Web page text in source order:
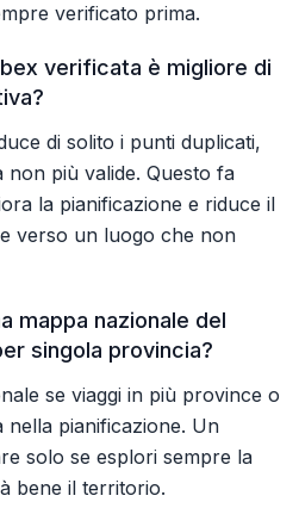
verificato prima.
verificata è migliore di
di solito i punti duplicati,
non più valide. Questo fa
la pianificazione e riduce il
verso un luogo che non
mappa nazionale del
singola provincia?
se viaggi in più province o
nella pianificazione. Un
solo se esplori sempre la
bene il territorio.